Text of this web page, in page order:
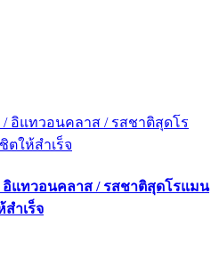
อิแทวอนคลาส / รสชาติสุดโรแมน
ำเร็จ